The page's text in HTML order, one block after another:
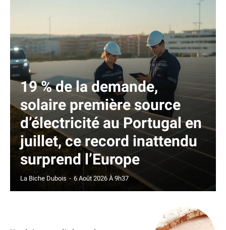
19 % de la demande,
solaire première source
d’électricité au Portugal en
juillet, ce record inattendu
surprend l’Europe
La Biche Dubois - 6 Août 2026 À 9h37